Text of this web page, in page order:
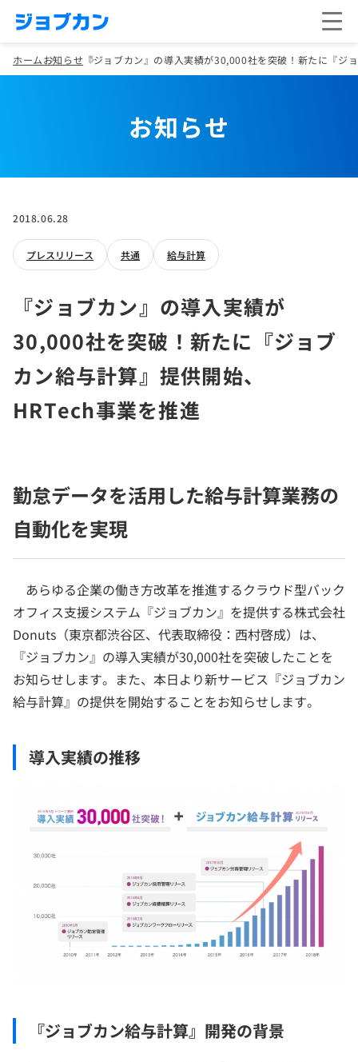
ホームお知らせ 『ジョブカン』の導入実績が30,000社を突破！新たに『ジ
お知らせ
2018.06.28
プレスリリース 共通 給与計算
『ジョブカン』の導入実績が
30,000社を突破！新たに『ジョブ
カン給与計算』提供開始、
HRTech事業を推進
勤怠データを活用した給与計算業務の
自動化を実現
あらゆる企業の働き方改革を推進するクラウド型バック
オフィス支援システム『ジョブカン』を提供する株式会社
Donuts（東京都渋谷区、代表取締役：西村啓成）は、
『ジョブカン』の導入実績が30,000社を突破したことを
お知らせします。また、本日より新サービス『ジョブカン
給与計算』の提供を開始することをお知らせします。
導入実績の推移
『ジョブカン給与計算』開発の背景